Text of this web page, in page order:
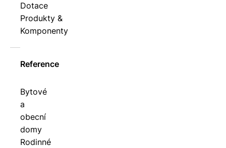
Dotace
Produkty &
Komponenty
Reference
Bytové
a
obecní
domy
Rodinné